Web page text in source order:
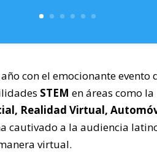
con el emocionante evento
STEM en áreas como la
Realidad Virtual,
cautivado a la audiencia
virtual.